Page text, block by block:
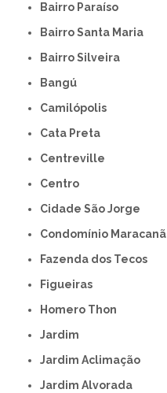
Bairro Paraíso
Bairro Santa Maria
Bairro Silveira
Bangú
Camilópolis
Cata Preta
Centreville
Centro
Cidade São Jorge
Condomínio Maracanã
Fazenda dos Tecos
Figueiras
Homero Thon
Jardim
Jardim Aclimação
Jardim Alvorada